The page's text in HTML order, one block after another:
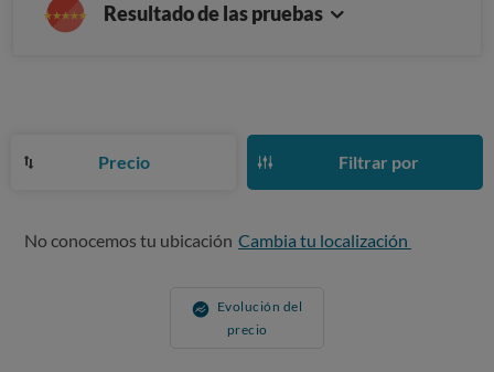
Resultado de las pruebas
Precio Filtrar por
No conocemos tu ubicación Cambia tu localización
Evolución del
precio